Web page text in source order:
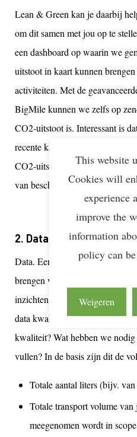
Lean & Green kan je daarbij
om dit samen met jou op te
een dashboard op waarin we
uitstoot in kaart kunnen
activiteiten. Met de
BigMile kunnen we zelfs op
CO2-uitstoot is. Interessant is
recente kalenderjaar kan, maar
CO2-uitstoot is van de
van beschikbaar ).
2. Data
Data. Een ontzettend belangrijk
brengen van de CO2. Want:
inzichten verkrijgen. Het is dus
data kwaliteit beschikbaar is.
kwaliteit? Wat hebben we
vullen? In de basis zijn dit de
Totale aantal liters (bijv.
Totale transport volume
meegenomen wordt in
This website
Cookies will
experience
improve the
information
policy can
Weigeren